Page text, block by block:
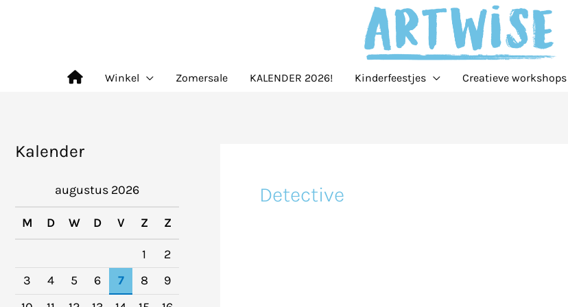
Winkel Zomersale KALENDER 2026! Kinderfeestjes Creatieve workshops
Kalender
augustus 2026
M D W D V Z Z
1
2
3
4 5 6 7 8
9
Detective